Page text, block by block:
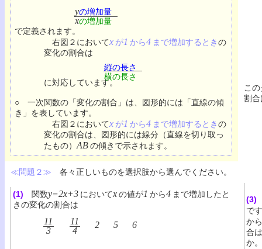
yの増加量
xの増加量
で定義されます。
右図２においてx が1 から4 まで増加するときの
変化の割合は
縦の長さ
横の長さ
に対応しています。
○ 一次関数の「変化の割合」は、図形的には「直線の傾
き」を表しています。
右図２においてx が1 から4 まで増加するときの
変化の割合は、図形的には線分（直線を切り取っ
たもの） ABの傾きで示されます。
こ
割合
≪問題２≫ 各々正しいものを選択肢から選んでください。
(1) 関数y=2x+3 においてxの値が1 から4 まで増加したと
きの変化の割合は
11
3
11
4
2 5 6
(3)
で
から
合
か。